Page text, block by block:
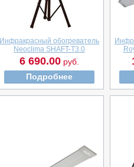
Инфракрасный обогреватель
Neoclima SHAFT-T3.0
6 690.00 руб.
Подробнее